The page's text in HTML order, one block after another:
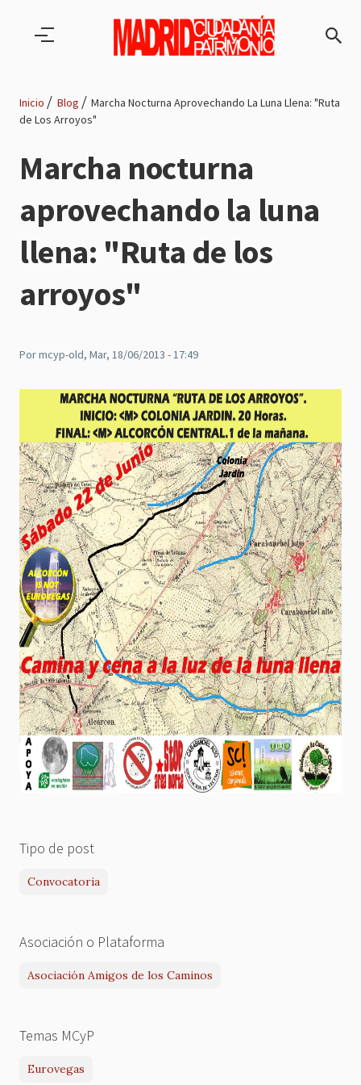
de
navegación
Inicio Blog
Marcha Nocturna Aprovechando La Luna Llena: "Ruta
de Los Arroyos"
Marcha nocturna
aprovechando la luna
llena: "Ruta de los
arroyos"
Pormcyp-old, Mar, 18/06/2013 - 17:49
Tipo de post
Convocatoria
Asociación o Plataforma
Asociación Amigos de los Caminos
Temas MCyP
Eurovegas